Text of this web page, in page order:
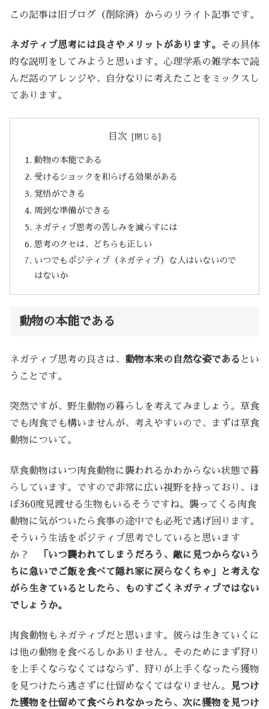
この記事は旧ブログ（削除済）からのリライト記事です。
ネガティブ思考には良さやメリットがあります。
その具体
的な説明をしてみようと思います。心理学系の雑学本で読
んだ話のアレンジや、自分なりに考えたことをミックスし
てあります。
目次
動物の本能である
受けるショックを和らげる効果がある
覚悟ができる
周到な準備ができる
ネガティブ思考の苦しみを減らすには
思考のクセは、どちらも正しい
いつでもポジティブ（ネガティブ）な人はいないので
はないか
動物の本能である
ネガティブ思考の良さは、 動物本来の自然な姿である とい
うことです。
突然ですが、野生動物の暮らしを考えてみましょう。草食
でも肉食でも構いませんが、考えやすいので、まずは草食
動物について。
草食動物はいつ肉食動物に襲われるかわからない状態で暮
らしています。ですので非常に広い視野を持っており、ほ
ぼ360度見渡せる生物もいるそうですね。襲ってくる肉食
動物に気がついたら食事の途中でも必死で逃げ回ります。
そういう生活をポジティブ思考でしていると思います
か？
「いつ襲われてしまうだろう、敵に見つからないう
ちに急いでご飯を食べて隠れ家に戻らなくちゃ」と考えな
がら生きているとしたら、ものすごくネガティブではない
でしょうか。
肉食動物もネガティブだと思います。彼らは生きていくに
は他の動物を食べるしかありません。そのためにまず狩り
を上手くならなくてはならず、狩りが上手くなったら獲物
を見つけたら逃さずに仕留めなくてはなりません。
見つけ
た獲物を仕留めて食べられなかったら、次に獲物を見つけ